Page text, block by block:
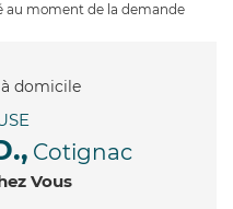
au moment de la demande
Cotignac
Vous